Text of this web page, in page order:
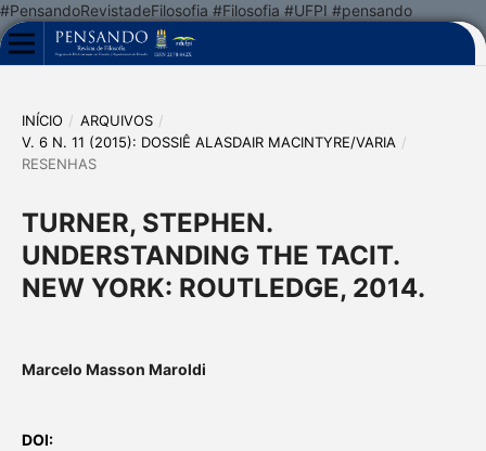
#PensandoRevistadeFilosofia #Filosofia #UFPI #pensando
INÍCIO / ARQUIVOS /
V. 6 N. 11 (2015): DOSSIÊ ALASDAIR MACINTYRE/VARIA /
RESENHAS
TURNER, STEPHEN.
UNDERSTANDING THE TACIT.
NEW YORK: ROUTLEDGE, 2014.
Marcelo Masson Maroldi
DOI: